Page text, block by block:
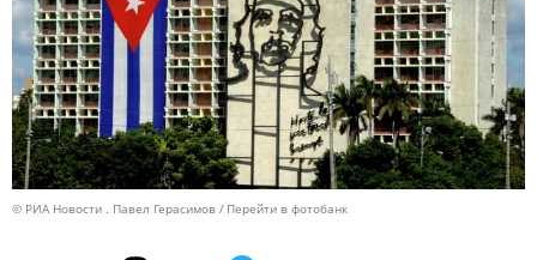
© РИА Новости . Павел Герасимов Перейти в фотобанк